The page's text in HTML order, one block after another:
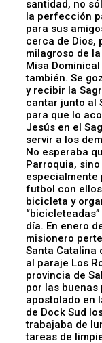
santidad, no
la perfección
para sus
cerca de Dios,
milagroso de
Misa
también. Se
y recibir la
cantar junto al
para que lo
Jesús en el
servir a los
No esperaba
Parroquia,
especialmente
futbol con
bicicleta y
día. En enero
misionero
Santa Catalina
al paraje Los
provincia de
por las buenas
apostolado en
de Dock Sud
trabajaba de
tareas de